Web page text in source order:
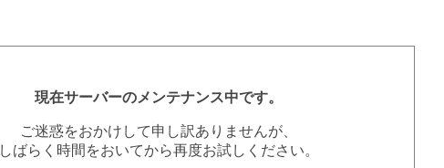
現在サーバーのメンテナンス中です。
ご迷惑をおかけして申し訳ありませんが、
しばらく時間をおいてから再度お試しください。